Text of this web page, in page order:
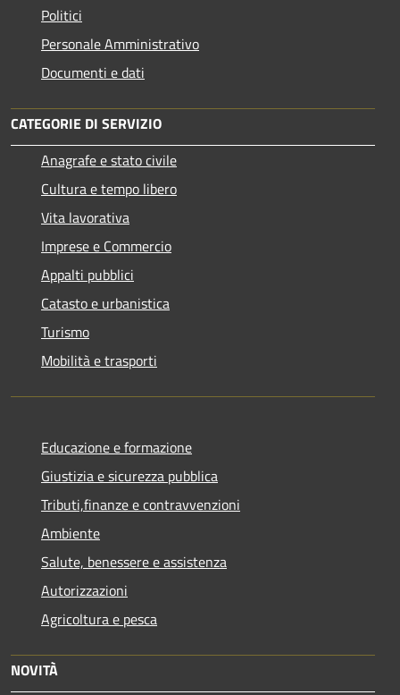
Politici
Personale Amministrativo
Documenti e dati
CATEGORIE DI SERVIZIO
Anagrafe e stato civile
Cultura e tempo libero
Vita lavorativa
Imprese e Commercio
Appalti pubblici
Catasto e urbanistica
Turismo
Mobilità e trasporti
Educazione e formazione
Giustizia e sicurezza pubblica
Tributi,finanze e contravvenzioni
Ambiente
Salute, benessere e assistenza
Autorizzazioni
Agricoltura e pesca
NOVITÀ